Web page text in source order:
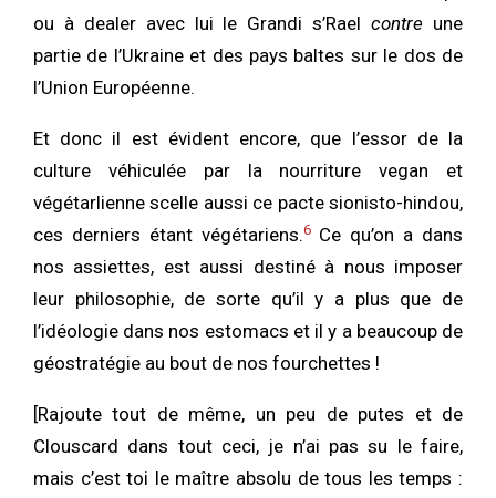
ou à dealer avec lui le Grandi s’Raelcontre une
partie de l’Ukraine et des pays baltes sur le dos de
l’Union Européenne.
Et donc il est évident encore, que l’essor de la
culture véhiculée par la nourriture vegan et
végétarlienne scelle aussi ce pacte sionisto-hindou,
ces derniers étant végétariens.6Ce qu’on a dans
nos assiettes, est aussi destiné à nous imposer
leur philosophie, de sorte qu’il y a plus que de
l’idéologie dans nos estomacs et il y a beaucoup de
géostratégie au bout de nos fourchettes !
[Rajoute tout de même, un peu de putes et de
Clouscard dans tout ceci, je n’ai pas su le faire,
mais c’est toi le maître absolu de tous les temps :